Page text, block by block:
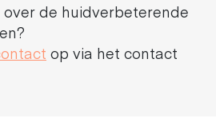
de huidverbeterende
op via het contact